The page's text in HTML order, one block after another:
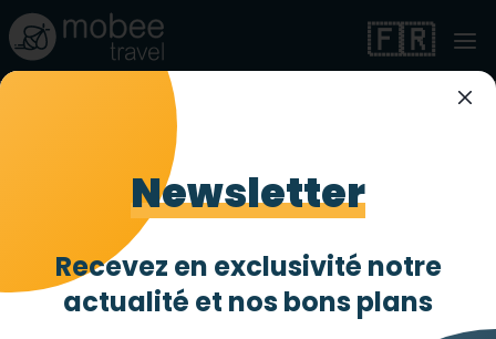
🇫🇷
Camping familial 4*à
Biscarosse - adapté
PMR
Très accessible 3 abeilles/ 4
Newsletter
Recevez en exclusivité notre
actualité et nos bons plans